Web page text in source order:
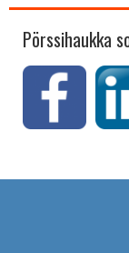
Pörssihaukka